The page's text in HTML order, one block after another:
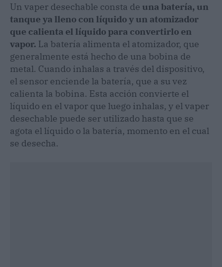
Un vaper desechable consta de una batería, un
tanque ya lleno con líquido y un atomizador
que calienta el líquido para convertirlo en
vapor. La batería alimenta el atomizador, que
generalmente está hecho de una bobina de
metal. Cuando inhalas a través del dispositivo,
el sensor enciende la batería, que a su vez
calienta la bobina. Esta acción convierte el
líquido en el vapor que luego inhalas, y el vaper
desechable puede ser utilizado hasta que se
agota el líquido o la batería, momento en el cual
se desecha.